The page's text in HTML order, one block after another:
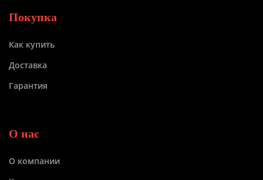
Покупка
Как купить
Доставка
Гарантия
О нас
О компании